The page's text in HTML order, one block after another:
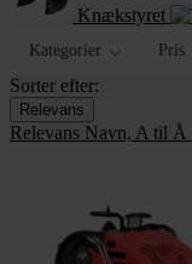
Knækstyret
Kategorier Pris
Sorter efter:
Relevans
Relevans Navn, A til Å